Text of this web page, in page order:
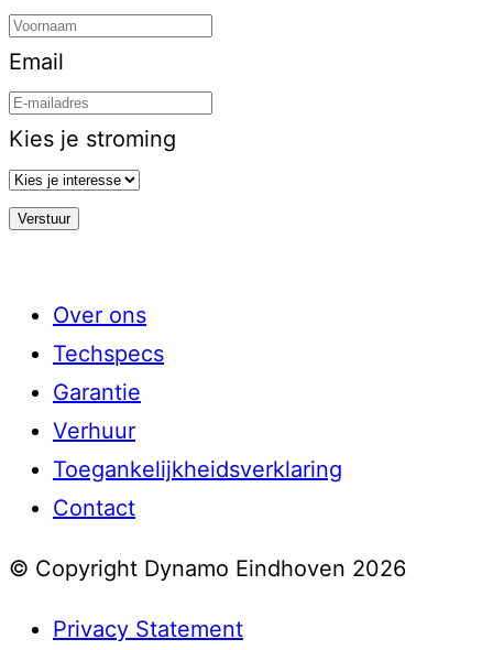
Email
Kies je stroming
Over ons
Techspecs
Garantie
Verhuur
Toegankelijkheidsverklaring
Contact
© Copyright Dynamo Eindhoven 2026
Privacy Statement